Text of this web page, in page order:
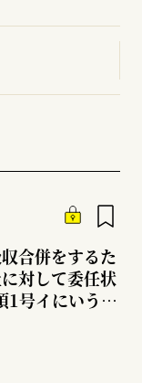
合併をするた
対して委任状
1号イにいう吸
るとされた事